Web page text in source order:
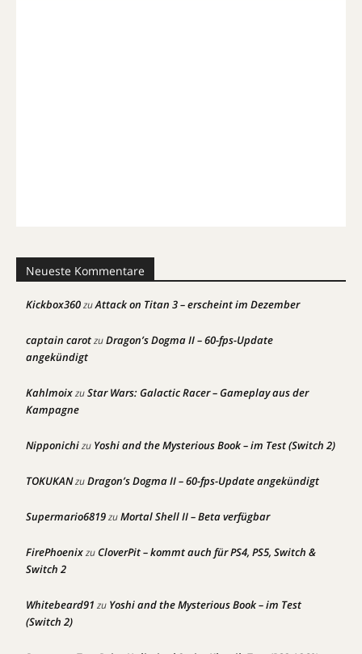
Neueste Kommentare
Kickbox360zuAttack on Titan 3 – erscheint im Dezember
captain carotzuDragon’s Dogma II – 60-fps-Update
angekündigt
KahlmoixzuStar Wars: Galactic Racer – Gameplay aus der
Kampagne
Nipponichizu Yoshi and the Mysterious Book – im Test (Switch 2)
TOKUKANzuDragon’s Dogma II – 60-fps-Update angekündigt
Supermario6819zuMortal Shell II – Beta verfügbar
FirePhoenixzuCloverPit – kommt auch für PS4, PS5, Switch &
Switch 2
Whitebeard91 zu Yoshi and the Mysterious Book – im Test
(Switch 2)